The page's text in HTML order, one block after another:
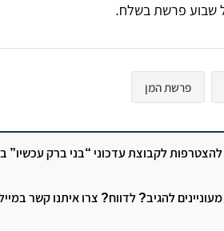
שבוע פרשת בשלח.
פרשת המן
להצטרפות לקבוצת עדכוני “בני ברק עכשיו”
מעוניינים להגיב? לדווח? צרו איתנו קשר